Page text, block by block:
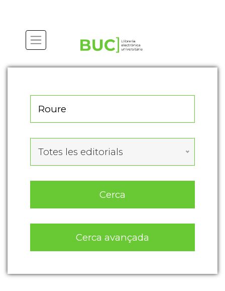
Totes les editorials
Cerca
Cerca avançada